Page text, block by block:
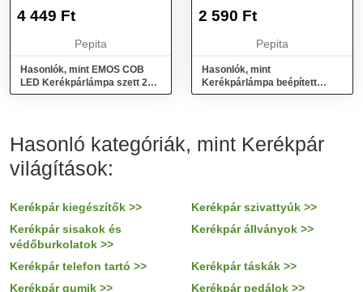
4 449 Ft
Pepita
Hasonlók, mint EMOS COB
LED Kerékpárlámpa szett 22
lm
KÜRTTEL
2 590 Ft
Pepita
Hasonlók, mint
Kerékpárlámpa beépített
elektromos kürttel
Hasonló kategóriák, mint Kerékpár
világítások:
Kerékpár kiegészítők >>
Kerékpár szivattyúk >>
Kerékpár sisakok és
védőburkolatok >>
Kerékpár állványok >>
Kerékpár telefon tartó >>
Kerékpár táskák >>
Kerékpár gumik >>
Kerékpár pedálok >>